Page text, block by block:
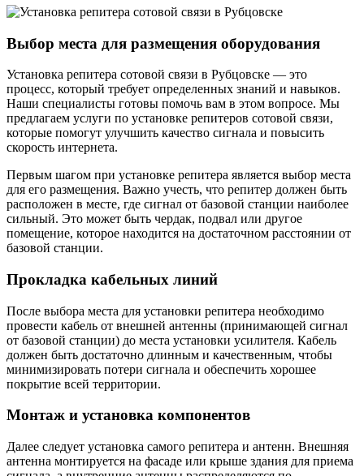
Выбор места для размещения оборудования
Установка репитера сотовой связи в Рубцовске — это
процесс, который требует определенных знаний и навыков.
Наши специалисты готовы помочь вам в этом вопросе. Мы
предлагаем услуги по установке репитеров сотовой связи,
которые помогут улучшить качество сигнала и повысить
скорость интернета.
Первым шагом при установке репитера является выбор места
для его размещения. Важно учесть, что репитер должен быть
расположен в месте, где сигнал от базовой станции наиболее
сильный. Это может быть чердак, подвал или другое
помещение, которое находится на достаточном расстоянии от
базовой станции.
Прокладка кабельных линий
После выбора места для установки репитера необходимо
провести кабель от внешней антенны (принимающей сигнал
от базовой станции) до места установки усилителя. Кабель
должен быть достаточно длинным и качественным, чтобы
минимизировать потери сигнала и обеспечить хорошее
покрытие всей территории.
Монтаж и установка компонентов
Далее следует установка самого репитера и антенн. Внешняя
антенна монтируется на фасаде или крыше здания для приема